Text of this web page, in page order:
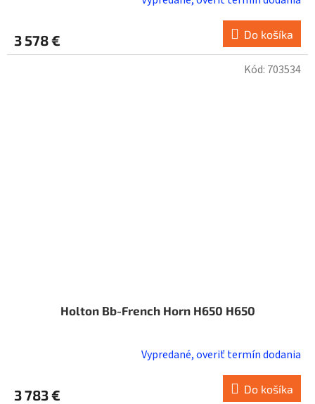
3 578 € Do košíka
Holton Bb-French Horn H650 H650
Vypredané, overiť termín dodania
3 783 € Do košíka
Kód: 703534